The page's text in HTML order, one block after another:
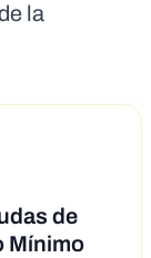
la
de
Mínimo